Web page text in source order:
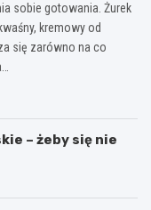
sobie gotowania. Żurek
kremowy od
się zarówno na co
– żeby się nie